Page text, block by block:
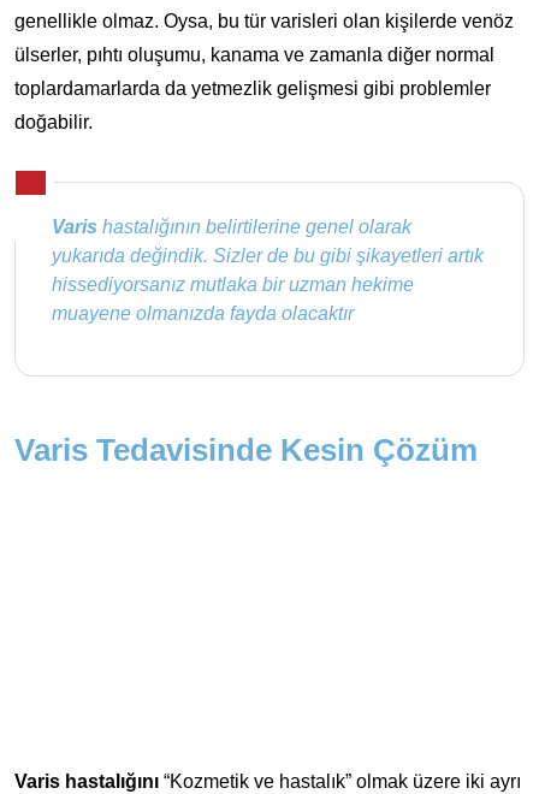
genellikle olmaz. Oysa, bu tür varisleri olan kişilerde venöz
ülserler, pıhtı oluşumu, kanama ve zamanla diğer normal
toplardamarlarda da yetmezlik gelişmesi gibi problemler
doğabilir.
Varis hastalığının belirtilerine genel olarak
yukarıda değindik. Sizler de bu gibi şikayetleri artık
hissediyorsanız mutlaka bir uzman hekime
muayene olmanızda fayda olacaktır
Varis Tedavisinde Kesin Çözüm
Varis hastalığını “Kozmetik ve hastalık” olmak üzere iki ayrı